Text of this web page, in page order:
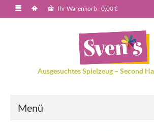
Ihr Warenkorb-0,00€
Ausgesuchtes Spielzeug – Second
Menü